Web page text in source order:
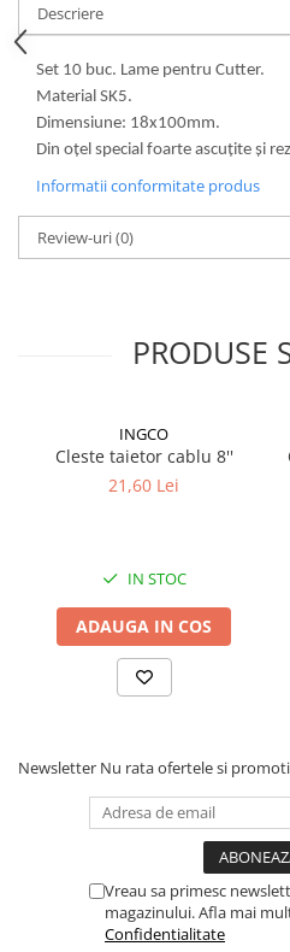
Becuri Xenon Auto
Seturi de Becuri Auto
Faruri Camioane, Utilaje &
Tractoare
Lampi de ceata
Lampi Gabarit LED
Lampi gabarit auto si remorci
Lampi gabarit cu brat auto si
Lampi LED auto dedicate
Lampi Fata cu Bec & Semnalizare
Lampi Fata LED & Semnalizare
Seturi Lampi Spate Triple
Lumini de Zi, DRL
Proiectoare de lucru si marsarier
Proiectoare suplimentare,
Proiectoare Halogen plus LED
Dispozitive Avertizare
Accesorii Goarne Pneumatice
Autocolante reflectorizante si
fluorescente
Avertizare sonora
Descriere
Set 10 buc. Lame pentru Cutter.
Material SK5.
Dimensiune: 18x100mm.
Din oțel special foarte ascuțite și
Informatii conformitate produs
Review-uri(0)
PRODUSE
INGCO
Cleste taietor cablu 8''
21,60 Lei
IN STOC
ADAUGA IN COS
Newsletter Nu rata ofertele si
Vreau sa primesc
magazinului. Afla mai
Confidentialitate